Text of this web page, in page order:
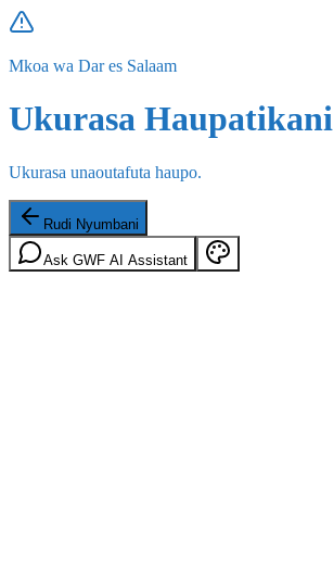
Mkoa wa Dar es Salaam
Ukurasa Haupatikani
Ukurasa unaoutafuta haupo.
Rudi Nyumbani
Ask GWF AI Assistant